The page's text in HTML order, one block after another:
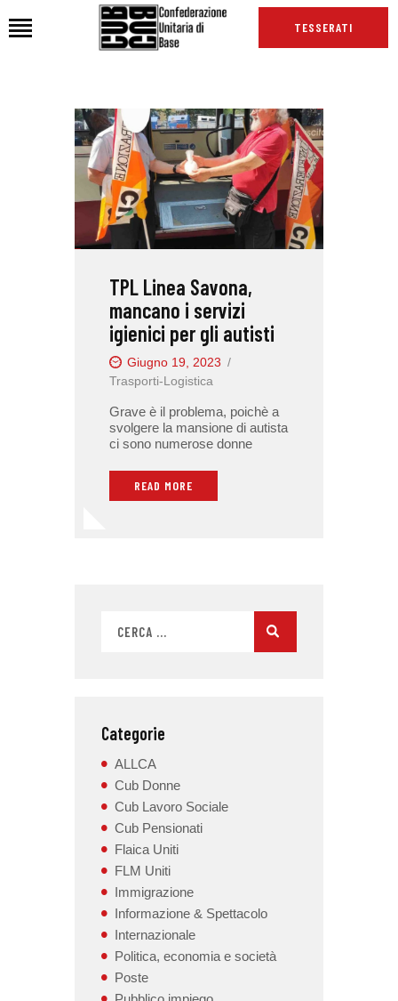
TESSERATI
HOME
CHI SIAMO
SEDI
NEWS
PODCAST CUB
INTERNAZIONALE
RASSEGNA STAMPA
TPL Linea Savona,
mancano i servizi
igienici per gli autisti
Giugno 19, 2023
Trasporti-Logistica
Grave è il problema, poichè a
svolgere la mansione di autista
ci sono numerose donne
READ MORE
Categorie
ALLCA
Cub Donne
Cub Lavoro Sociale
Cub Pensionati
Flaica Uniti
FLM Uniti
Immigrazione
Informazione & Spettacolo
Internazionale
Politica, economia e società
Poste